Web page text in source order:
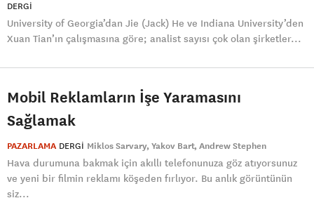
DERGI
University of Georgia’dan Jie (Jack) He ve Indiana University’den
Xuan Tian’ın çalışmasına göre; analist sayısı çok olan şirketler...
Mobil Reklamların İşe Yaramasını
Sağlamak
PAZARLAMA DERGI Miklos Sarvary Yakov Bart Andrew Stephen
Hava durumuna bakmak için akıllı telefonunuza göz atıyorsunuz
ve yeni bir filmin reklamı köşeden fırlıyor. Bu anlık görüntünün
siz...